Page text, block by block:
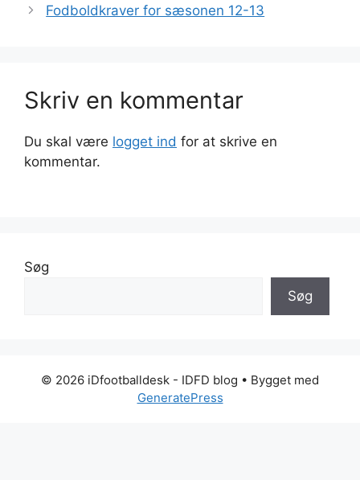
Fodboldkraver for sæsonen 12-13
Skriv en kommentar
Du skal være logget ind for at skrive en
kommentar.
Søg
Søg
© 2026 iDfootballdesk - IDFD blog • Bygget med
GeneratePress